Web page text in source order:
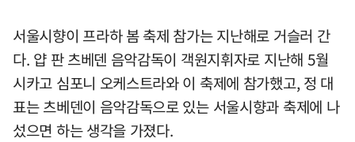
서울시향이 프라하 봄 축제 참가는 지난해로 거슬러 간
다. 얍 판 츠베덴 음악감독이 객원지휘자로 지난해 5월
시카고 심포니 오케스트라와 이 축제에 참가했고, 정 대
표는 츠베덴이 음악감독으로 있는 서울시향과 축제에 나
섰으면 하는 생각을 가졌다.